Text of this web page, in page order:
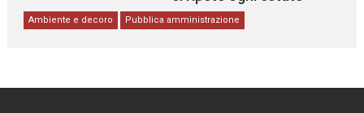
Ambiente e decoro Pubblica amministrazione